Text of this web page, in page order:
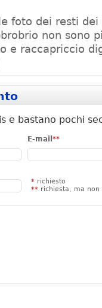
foto dei resti
non sono
e raccapriccio
e bastano pochi
E-mail **
* richiesto
** richiesta, ma non